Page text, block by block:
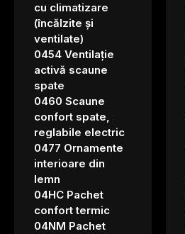
cu climatizare
(încălzite și
ventilate)
0454 Ventilație
activă scaune
spate
0460 Scaune
confort spate,
reglabile electric
0477 Ornamente
interioare din
lemn
04HC Pachet
confort termic
04NM Pachet